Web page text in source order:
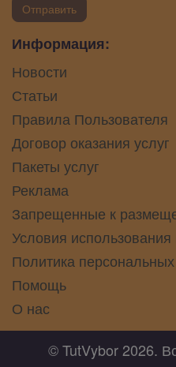
Отправить
Информация:
Новости
Статьи
Правила Пользователя
Договор оказания услуг
Пакеты услуг
Реклама
Запрещенные к
Условия
Политика
Помощь
О нас
© TutVybor 2026.